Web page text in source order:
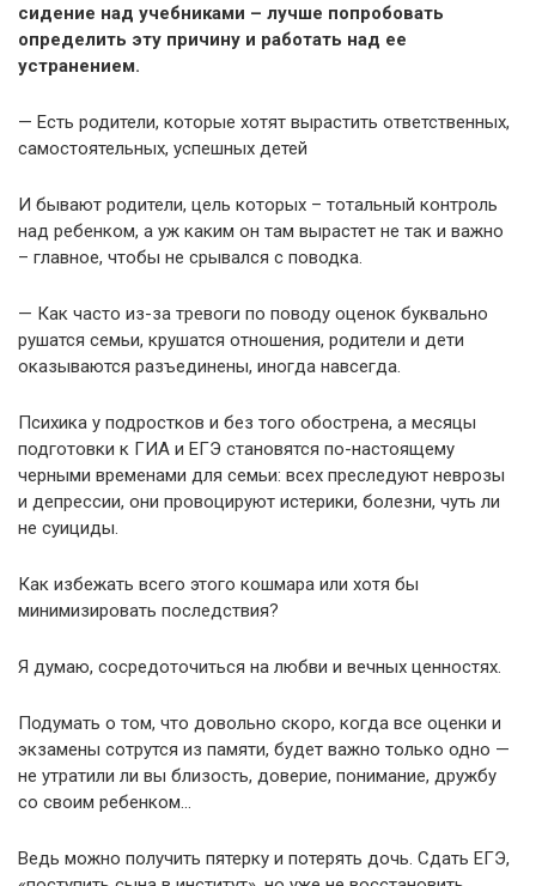
сидение над учебниками – лучше попробовать
определить эту причину и работать над ее
устранением.
— Есть родители, которые хотят вырастить ответственных,
самостоятельных, успешных детей
И бывают родители, цель которых – тотальный контроль
над ребенком, а уж каким он там вырастет не так и важно
– главное, чтобы не срывался с поводка.
— Как часто из-за тревоги по поводу оценок буквально
рушатся семьи, крушатся отношения, родители и дети
оказываются разъединены, иногда навсегда.
Психика у подростков и без того обострена, а месяцы
подготовки к ГИА и ЕГЭ становятся по-настоящему
черными временами для семьи: всех преследуют неврозы
и депрессии, они провоцируют истерики, болезни, чуть ли
не суициды.
Как избежать всего этого кошмара или хотя бы
минимизировать последствия?
Я думаю, сосредоточиться на любви и вечных ценностях.
Подумать о том, что довольно скоро, когда все оценки и
экзамены сотрутся из памяти, будет важно только одно —
не утратили ли вы близость, доверие, понимание, дружбу
со своим ребенком…
Ведь можно получить пятерку и потерять дочь. Сдать ЕГЭ,